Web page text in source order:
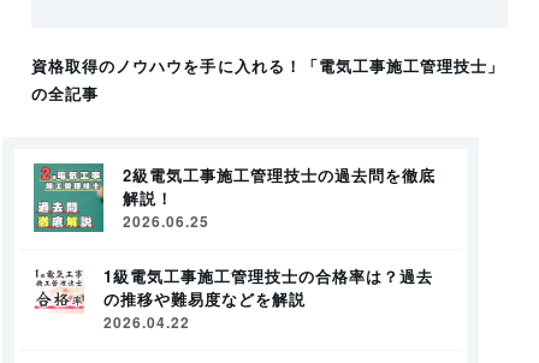
資格取得のノウハウを手に入れる！
「電気工事施工管理技士」
の全記事
2級電気工事施工管理技士の過去問を徹底
解説！
2026.06.25
1級電気工事施工管理技士の合格率は？過去
の推移や難易度などを解説
2026.04.22